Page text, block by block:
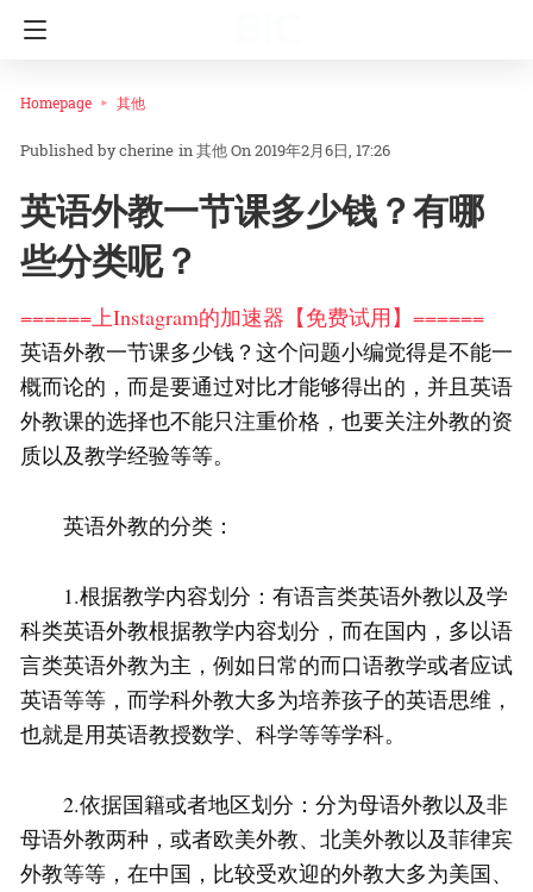
Homepage 其他
cherine in其他On 2019年2月6日, 17:26
英语外教一节课多少钱？有哪
些分类呢？
======上Instagram的加速器【免费试用】======
英语外教一节课多少钱？这个问题小编觉得是不能一
概而论的，而是要通过对比才能够得出的，并且英语
外教课的选择也不能只注重价格，也要关注外教的资
质以及教学经验等等。
英语外教的分类：
1.根据教学内容划分：有语言类英语外教以及学
科类英语外教根据教学内容划分，而在国内，多以语
言类英语外教为主，例如日常的而口语教学或者应试
英语等等，而学科外教大多为培养孩子的英语思维，
也就是用英语教授数学、科学等等学科。
2.依据国籍或者地区划分：分为母语外教以及非
母语外教两种，或者欧美外教、北美外教以及菲律宾
外教等等，在中国，比较受欢迎的外教大多为美国、